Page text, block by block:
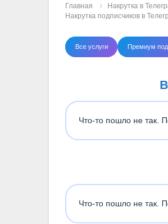
Главная
Накрутка в
Накрутка подписчиков в
Все услуги Премиум
Что-то пошло не так.
Что-то пошло не так.